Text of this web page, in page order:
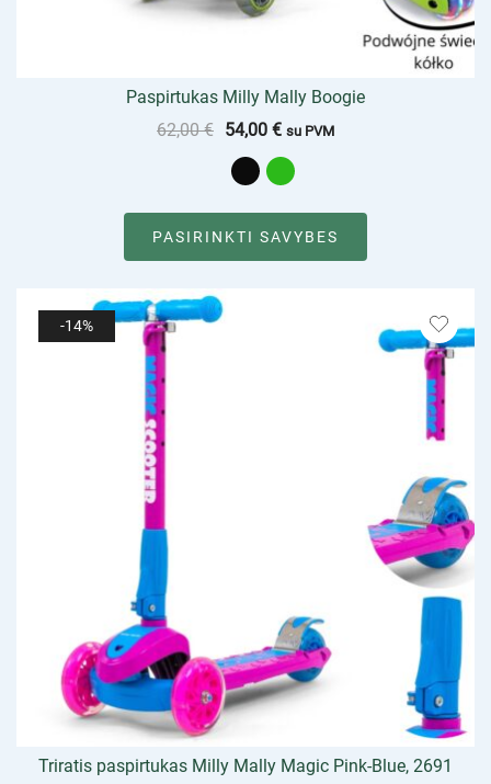
Paspirtukas Milly Mally Boogie
62,00€ 54,00 € su PVM
PASIRINKTI SAVYBES
-14%
Triratis paspirtukas Milly Mally Magic Pink-Blue, 2691